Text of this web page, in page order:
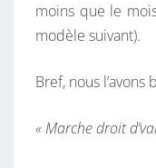
moins que le
modèle suivant).
Bref, nous l’avons
« Marche droit